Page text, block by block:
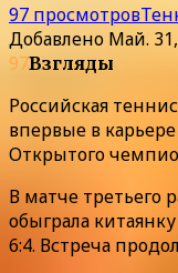
97 просмотров
Добавлено Май.
97Взгляды
Российская
впервые в
Открытого
В матче третьего
обыграла
6:4. Встреча